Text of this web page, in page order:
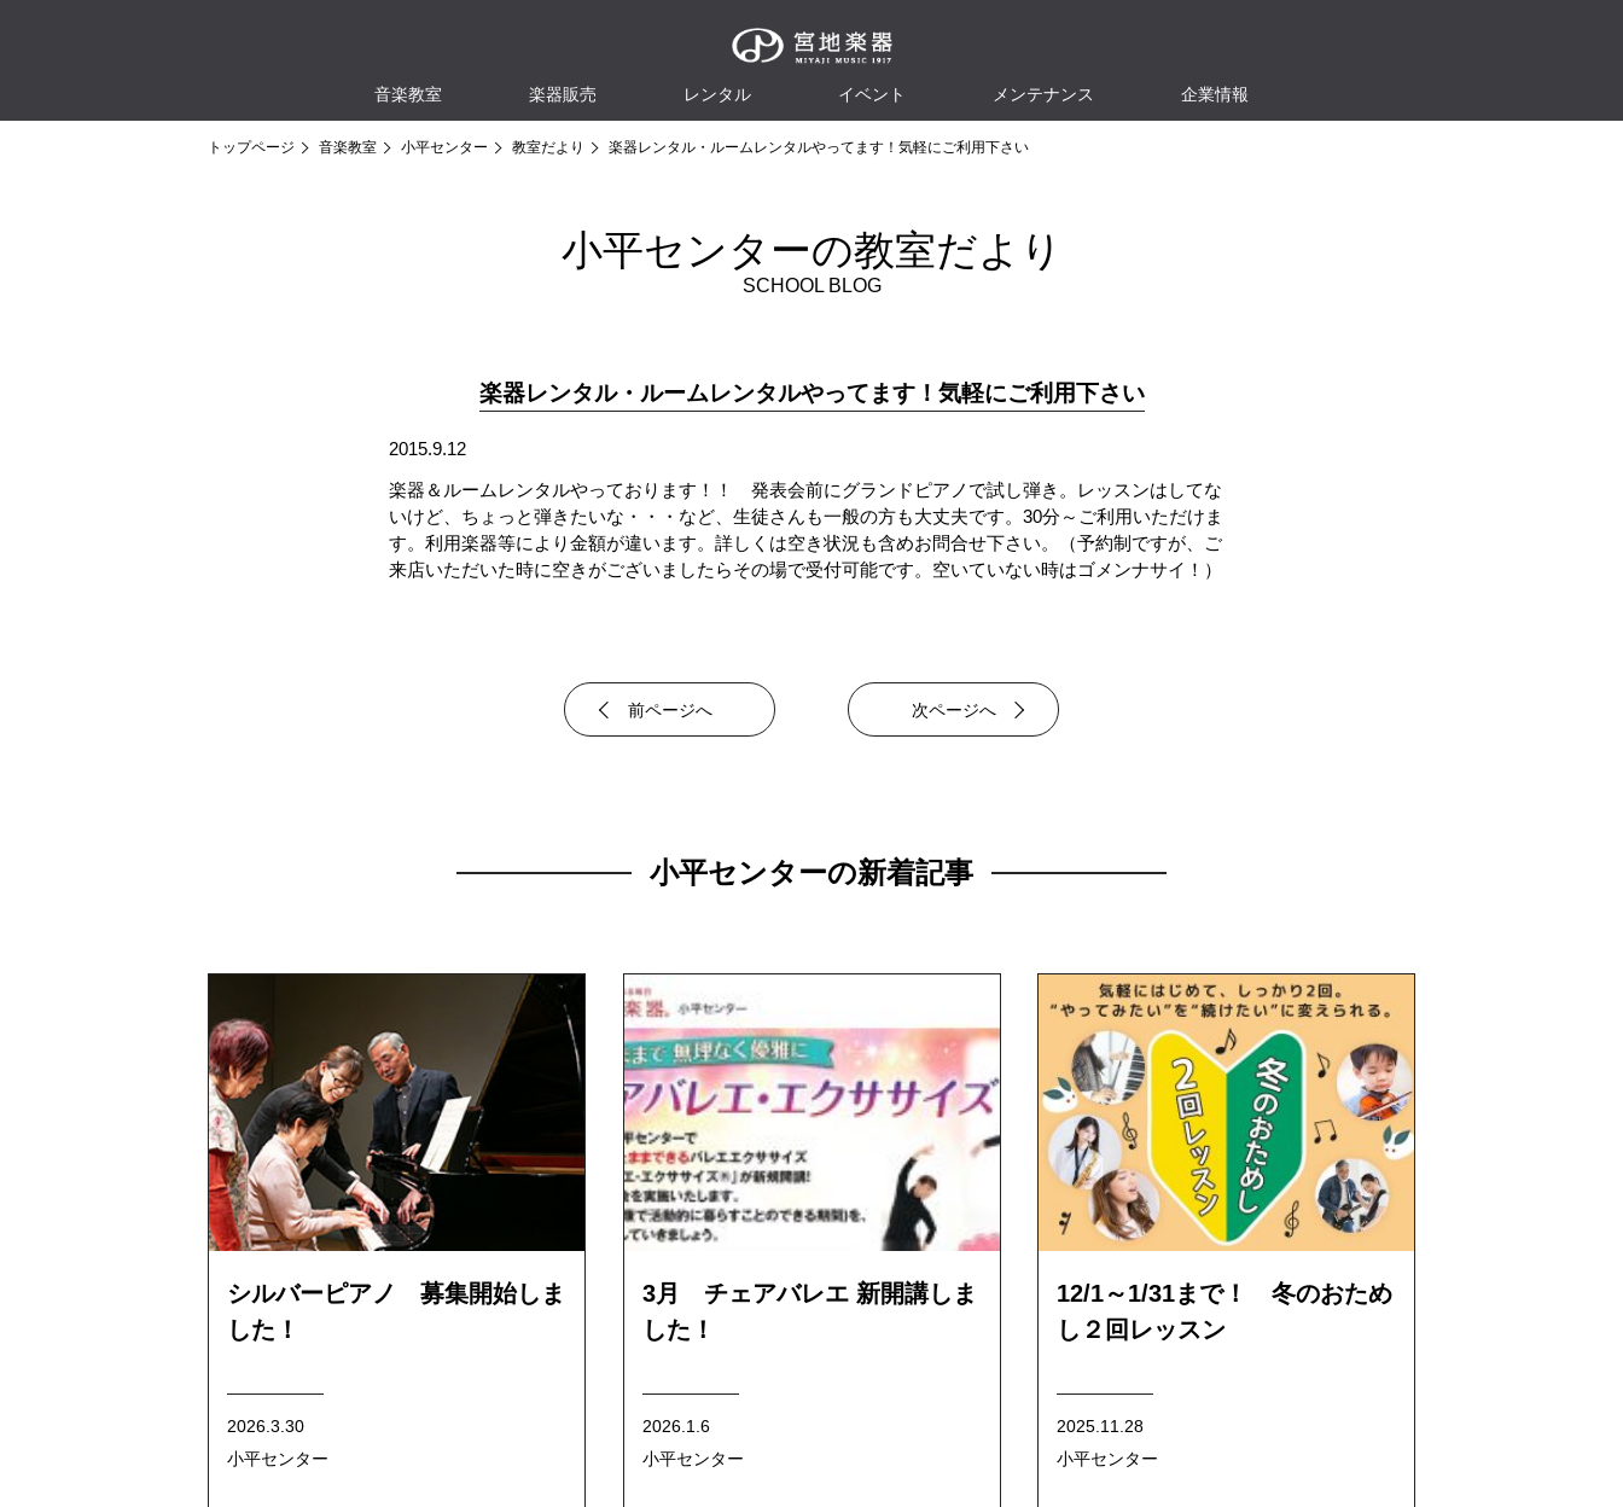
音楽教室 楽器販売 レンタル イベント メンテナンス 企業情報
トップページ 音楽教室 小平センター 教室だより 楽器レンタル・ルームレンタルやってます！気軽にご利用下さい
小平センターの教室だより
SCHOOL BLOG
楽器レンタル・ルームレンタルやってます！気軽にご利用下さい
2015.9.12
楽器＆ルームレンタルやっております！！ 発表会前にグランドピアノで試し弾き。レッスンはしてな
いけど、ちょっと弾きたいな・・・など、生徒さんも一般の方も大丈夫です。30分～ご利用いただけま
す。利用楽器等により金額が違います。詳しくは空き状況も含めお問合せ下さい。（予約制ですが、ご
来店いただいた時に空きがございましたらその場で受付可能です。空いていない時はゴメンナサイ！）
前ページへ 次ページへ
小平センターの新着記事
シルバーピアノ 募集開始しま
した！
2026.3.30
小平センター
3月 チェアバレエ 新開講しま
した！
2026.1.6
小平センター
12/1～1/31まで！ 冬のおため
し２回レッスン
2025.11.28
小平センター